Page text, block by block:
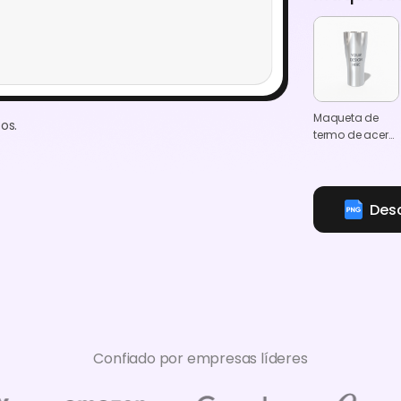
Maqueta de
termo de acero
Confiado por empresas líderes